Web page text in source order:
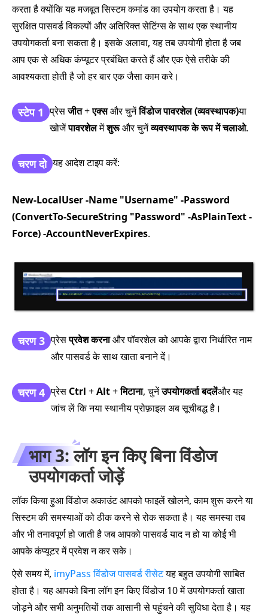
करता है क्योंकि यह मजबूत सिस्टम कमांड का उपयोग करता है। यह
सुरक्षित पासवर्ड विकल्पों और अतिरिक्त सेटिंग्स के साथ एक स्थानीय
उपयोगकर्ता बना सकता है। इसके अलावा, यह तब उपयोगी होता है जब
आप एक से अधिक कंप्यूटर प्रबंधित करते हैं और एक ऐसे तरीके की
आवश्यकता होती है जो हर बार एक जैसा काम करे।
स्टेप 1 प्रेसजीत+एक्सऔर चुनेंविंडोज पावरशेल (व्यवस्थापक)या
खोजेंपावरशेलमेंशुरूऔर चुनेंव्यवस्थापक के रूप में चलाओ.
चरण दो यह आदेश टाइप करें:
New-LocalUser -Name "Username" -Password
(ConvertTo-SecureString "Password" -AsPlainText -
Force) -AccountNeverExpires.
चरण 3 प्रेसप्रवेश करनाऔर पॉवरशेल को आपके द्वारा निर्धारित नाम
और पासवर्ड के साथ खाता बनाने दें।
चरण 4 प्रेस Ctrl +Alt+मिटाना, चुनेंउपयोगकर्ता बदलेंऔर यह
जांच लें कि नया स्थानीय प्रोफ़ाइल अब सूचीबद्ध है।
भाग 3: लॉग इन किए बिना विंडोज
उपयोगकर्ता जोड़ें
लॉक किया हुआ विंडोज अकाउंट आपको फाइलें खोलने, काम शुरू करने या
सिस्टम की समस्याओं को ठीक करने से रोक सकता है। यह समस्या तब
और भी तनावपूर्ण हो जाती है जब आपको पासवर्ड याद न हो या कोई भी
आपके कंप्यूटर में प्रवेश न कर सके।
ऐसे समय में, imyPass विंडोज पासवर्ड रीसेटयह बहुत उपयोगी साबित
होता है। यह आपको बिना लॉग इन किए विंडोज 10 में उपयोगकर्ता खाता
जोड़ने और सभी अनुमतियों तक आसानी से पहुंचने की सुविधा देता है। यह